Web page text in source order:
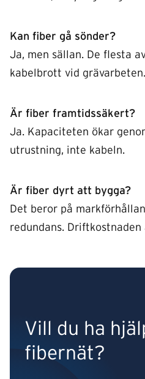
Kan fiber gå sönder?
Ja, men sällan. De flesta
kabelbrott vid grävarbeten.
Är fiber framtidssäkert?
Ja. Kapaciteten ökar
utrustning, inte kabeln.
Är fiber dyrt att bygga?
Det beror på
redundans. Driftkostnaden
Vill du ha
fibernät?